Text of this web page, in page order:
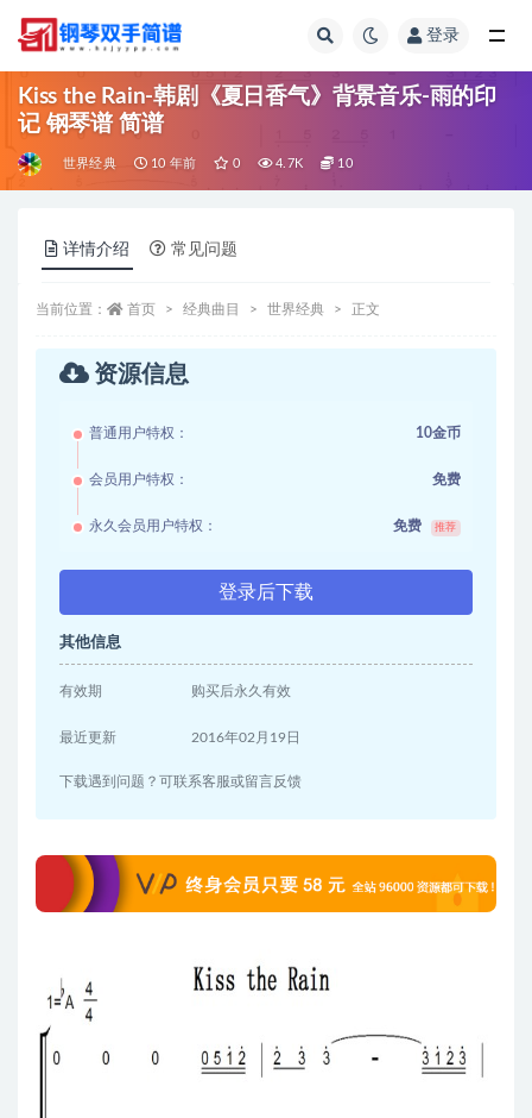
登录
Kiss the Rain-韩剧《夏日香气》背景音乐-雨的印
记 钢琴谱 简谱
世界经典 10 年前 0 4.7K 10
详情介绍 常见问题
当前位置： 首页 经典曲目 世界经典 正文
资源信息
普通用户特权： 10金币
会员用户特权： 免费
永久会员用户特权： 免费 推荐
登录后下载
其他信息
有效期 购买后永久有效
最近更新 2016年02月19日
下载遇到问题？可联系客服或留言反馈